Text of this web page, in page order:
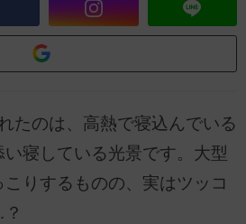
たのは、高熱で寝込んでいる
寝している光景です。大型
りするものの、実はツッコ